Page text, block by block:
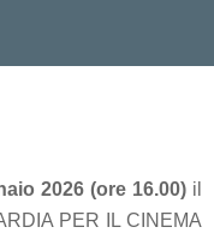
2026 (ore 16.00) il
PER IL CINEMA